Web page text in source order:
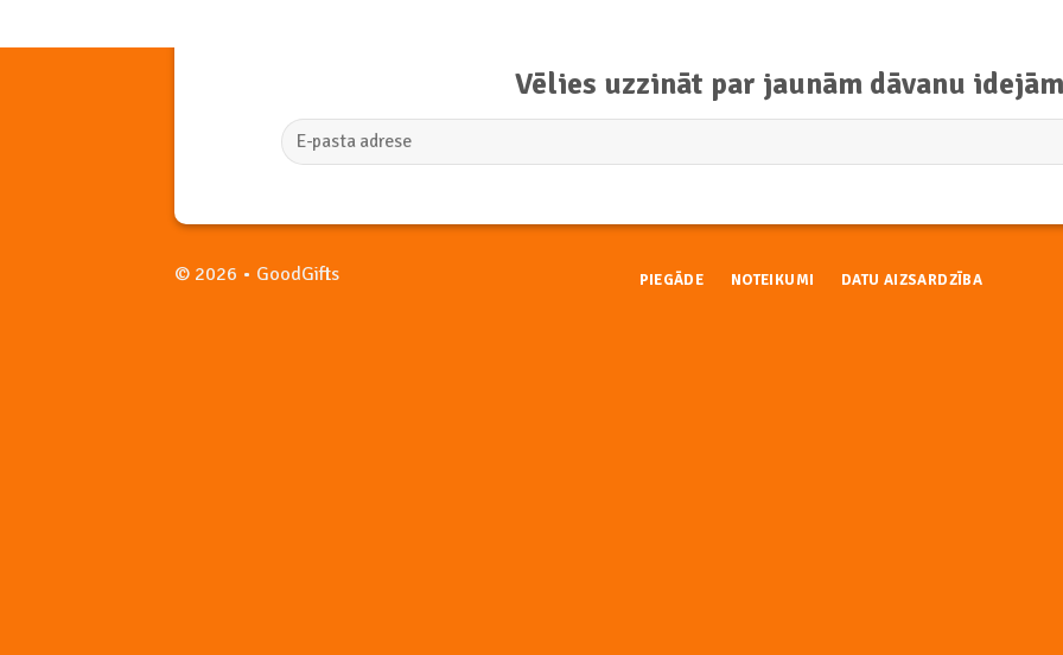
Vēlies uzzināt par jaunām dāvanu
© 2026 • GoodGifts PIEGĀDE NOTEIKUMI DATU AIZSARDZĪBA